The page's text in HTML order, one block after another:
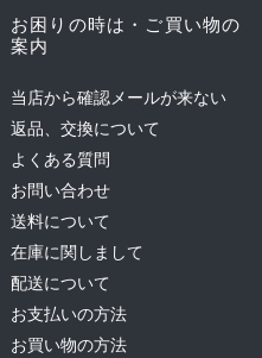
お困りの時は・ご買い物の
案内
当店から確認メールが来ない
返品、交換について
よくある質問
お問い合わせ
送料について
在庫に関しまして
配送について
お支払いの方法
お買い物の方法